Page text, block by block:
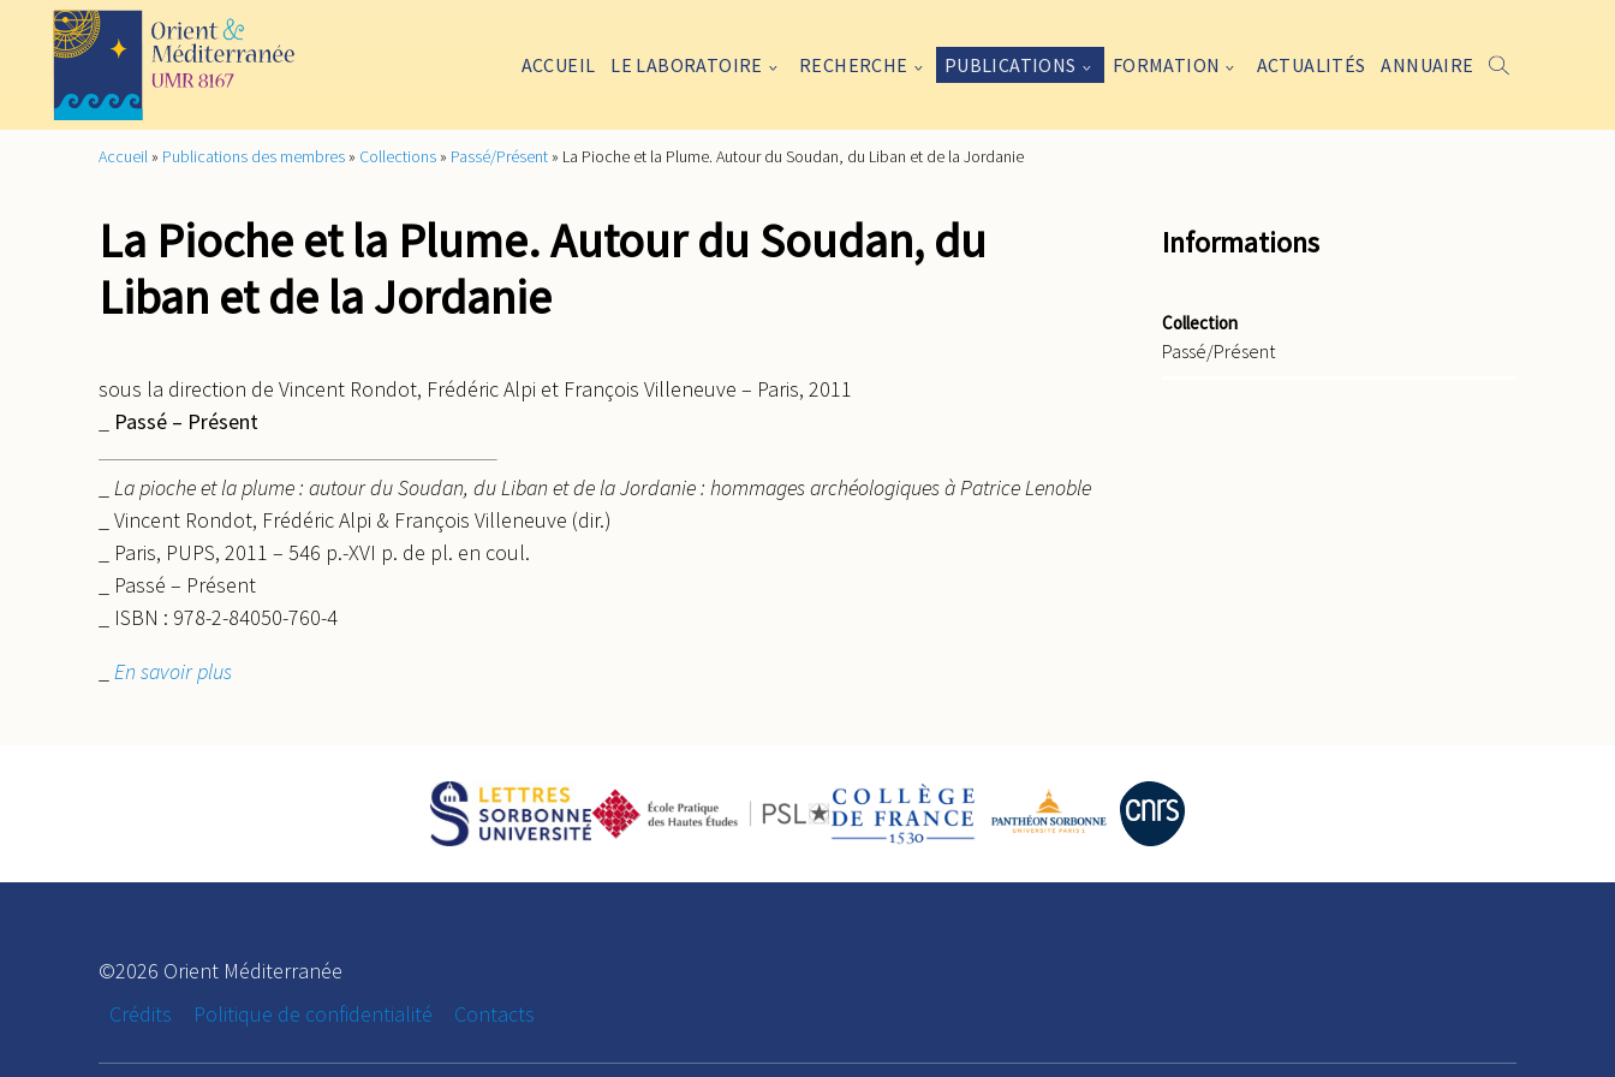
ACCUEIL LE LABORATOIRE RECHERCHE PUBLICATIONS FORMATION ACTUALITÉS ANNUAIRE
Accueil » Publications des membres » Collections » Passé/Présent » La Pioche et la Plume. Autour du Soudan, du Liban et de la Jordanie
La Pioche et la Plume. Autour du Soudan, du
Liban et de la Jordanie
sous la direction de Vincent Rondot, Frédéric Alpi et François Villeneuve – Paris, 2011
Passé – Présent
La pioche et la plume : autour du Soudan, du Liban et de la Jordanie : hommages archéologiques à Patrice Lenoble
_ Vincent Rondot, Frédéric Alpi & François Villeneuve (dir.)
_ Paris, PUPS, 2011 – 546 p.-XVI p. de pl. en coul.
_ Passé – Présent
_ ISBN : 978-2-84050-760-4
En savoir plus
Informations
Collection
Passé/Présent
©2026 Orient Méditerranée
Crédits
Politique de confidentialité Contacts